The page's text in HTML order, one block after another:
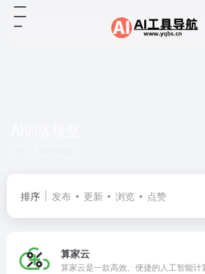
排序 发布 更新 浏览 点赞
算家云